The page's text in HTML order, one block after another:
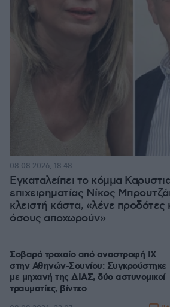
Εγκαταλείπει το κόμμα
επιχειρηματίας Νίκος
κλειστή κάστα, «λένε
όσους αποχωρούν»
08.08.2026, 18:48
Σοβαρό τροχαίο από αναστροφή ΙΧ
στην Αθηνών-Σουνίου: Συγκρούστηκε
με μηχανή της ΔΙΑΣ, δύο αστυνομικοί
τραυματίες, βίντεο